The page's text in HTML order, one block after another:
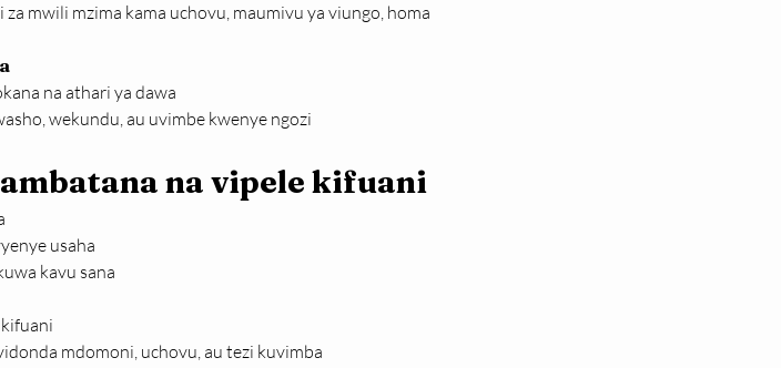
mwili mzima kama uchovu, maumivu ya viungo, homa
na athari ya dawa
wekundu, au uvimbe kwenye ngozi
na vipele kifuani
usaha
kavu sana
mdomoni, uchovu, au tezi kuvimba